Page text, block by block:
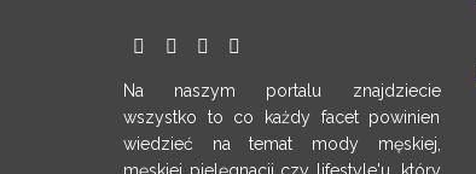
Na naszym portalu znajdziecie
wszystko to co każdy facet powinien
wiedzieć na temat mody męskiej,